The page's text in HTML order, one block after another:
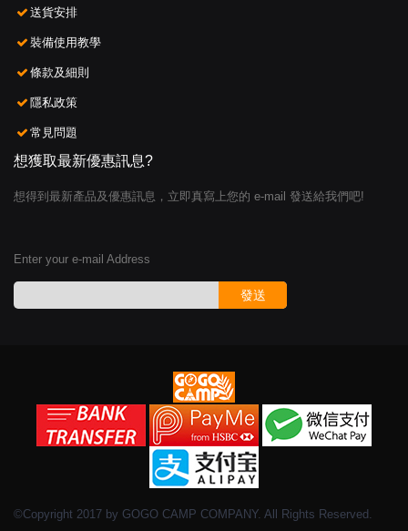
送貨安排
裝備使用教學
條款及細則
隱私政策
常見問題
想獲取最新優惠訊息?
想得到最新產品及優惠訊息，立即真寫上您的 e-mail 發送給我們吧!
Enter your e-mail Address
發送
©Copyright 2017 by GOGO CAMP COMPANY. All Rights Reserved.